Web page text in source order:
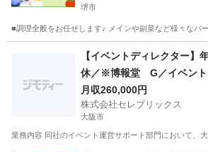
堺市
■調理全般をお任せします♪ メインや副菜など様々な
調理師
【イベントディレクター】
休／※博報堂 G／イベント
定・手配、研修の作成や実
00社 12,600サービス以上の
実績
月収260,000円
株式会社セレブリックス
大阪市
業務内容 同社のイベント運営サポート部門において、